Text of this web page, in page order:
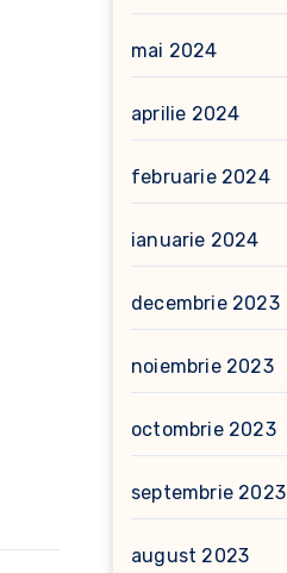
mai 2024
aprilie 2024
februarie 2024
ianuarie 2024
decembrie 2023
noiembrie 2023
octombrie 2023
septembrie 2023
august 2023